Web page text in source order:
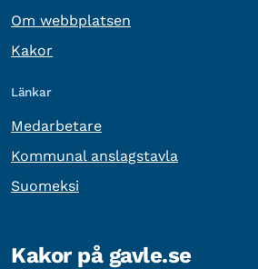
Om webbplatsen
Kakor
Länkar
Medarbetare
Kommunal anslagstavla
Suomeksi
Kakor på gavle.se